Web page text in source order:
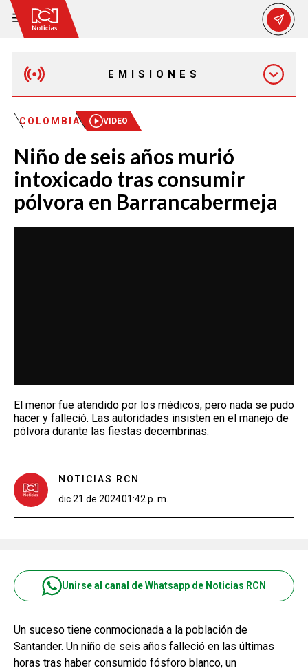
EMISIONES
MAÑANA EXPRESS
EMISIÓN 12:30 PM
EMISIÓN 7:00 PM
COLOMBIA VIDEO
Niño de seis años murió
intoxicado tras consumir
pólvora en Barrancabermeja
El menor fue atendido por los médicos, pero nada se pudo
hacer y falleció. Las autoridades insisten en el manejo de
pólvora durante las fiestas decembrinas.
NOTICIAS RCN
dic 21 de 202401:42 p. m.
Unirse al canal de Whatsapp de Noticias RCN
Un suceso tiene conmocionada a la población de
Santander. Un niño de seis años falleció en las últimas
horas tras haber consumido fósforo blanco, un